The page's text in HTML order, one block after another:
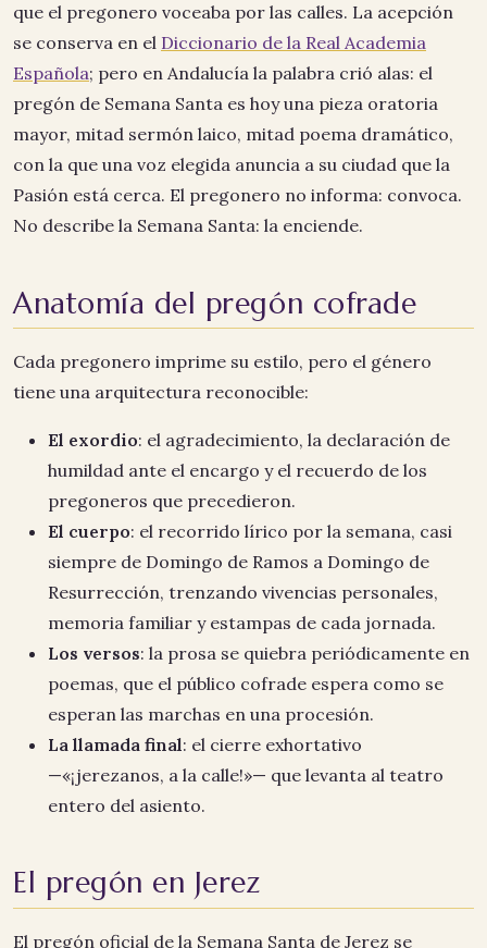
que el pregonero voceaba por las calles. La acepción
se conserva en el Diccionario de la Real Academia
Española; pero en Andalucía la palabra crió alas: el
pregón de Semana Santa es hoy una pieza oratoria
mayor, mitad sermón laico, mitad poema dramático,
con la que una voz elegida anuncia a su ciudad que la
Pasión está cerca. El pregonero no informa: convoca.
No describe la Semana Santa: la enciende.
Anatomía del pregón cofrade
Cada pregonero imprime su estilo, pero el género
tiene una arquitectura reconocible:
El exordio: el agradecimiento, la declaración de
humildad ante el encargo y el recuerdo de los
pregoneros que precedieron.
El cuerpo: el recorrido lírico por la semana, casi
siempre de Domingo de Ramos a Domingo de
Resurrección, trenzando vivencias personales,
memoria familiar y estampas de cada jornada.
Los versos: la prosa se quiebra periódicamente en
poemas, que el público cofrade espera como se
esperan las marchas en una procesión.
La llamada final: el cierre exhortativo
—«¡jerezanos, a la calle!»— que levanta al teatro
entero del asiento.
El pregón en Jerez
El pregón oficial de la Semana Santa de Jerez se